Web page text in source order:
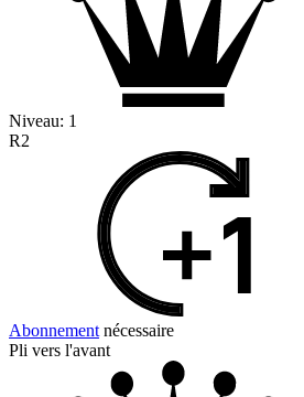
Niveau: 1
R2
Abonnement nécessaire
Pli vers l'avant